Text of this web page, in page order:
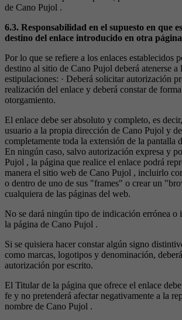
de Cano Pujol .
6.3. Responsabilidad en el supuesto en que
destino del enlace introducido en otra página
Por lo que se refiere a los enlaces establecidos
destino al sitio de Cano Pujol deberá atenerse a
estipulaciones: · Deberá solicitar autorización
realización del enlace y deberá constar de
otorgamiento.
El enlace debe ser absoluto y completo, es
usuario a la propia dirección de Cano Pujol y
completamente toda la extensión de la pantalla
En ningún caso, salvo autorización expresa y
Pujol , la página que realice el enlace podrá
manera el sitio web de Cano Pujol , incluirlo
o dentro de uno de sus "frames" o crear un
cualquiera de las páginas del web.
No se dará ningún tipo de indicación errónea o
la página de Cano Pujol .
Si se quisiera hacer constar algún signo
como marcas, logotipos y denominación,
autorización por escrito.
El Titular de la página que ofrece el enlace
fe y no pretenderá afectar negativamente a la
nombre de Cano Pujol .